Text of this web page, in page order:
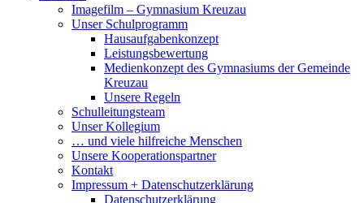
Imagefilm – Gymnasium Kreuzau
Unser Schulprogramm
Hausaufgabenkonzept
Leistungsbewertung
Medienkonzept des Gymnasiums der Gemeinde
Kreuzau
Unsere Regeln
Schulleitungsteam
Unser Kollegium
… und viele hilfreiche Menschen
Unsere Kooperationspartner
Kontakt
Impressum + Datenschutzerklärung
Datenschutzerklärung